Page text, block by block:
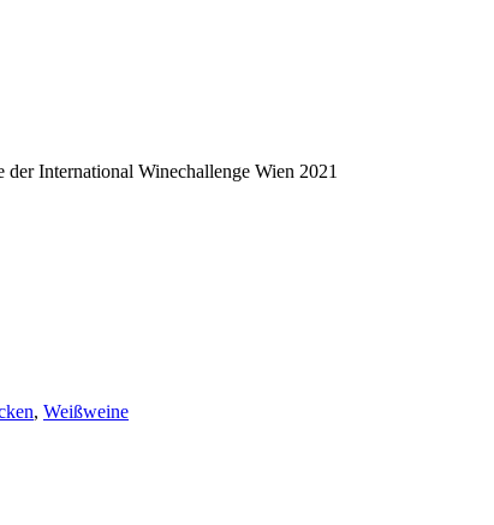
der International Winechallenge Wien 2021
, Weißweine